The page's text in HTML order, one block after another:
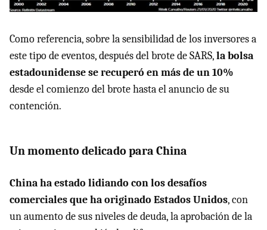
Como referencia, sobre la sensibilidad de los inversores a
este tipo de eventos, después del brote de SARS,la bolsa
estadounidense se recuperó en más de un 10%
desde el comienzo del brote hasta el anuncio de su
contención.
Un momento delicado para China
China ha estado lidiando con los desafíos
comerciales que ha originado Estados Unidos, con
un aumento de sus niveles de deuda, la aprobación de la